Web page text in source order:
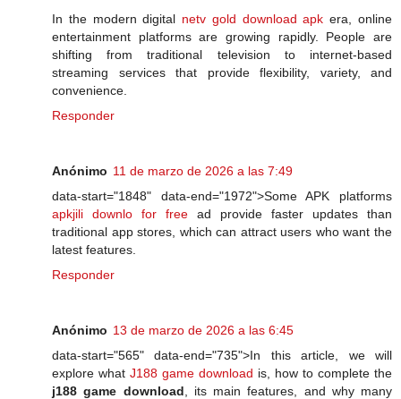
In the modern digital netv gold download apk era, online
entertainment platforms are growing rapidly. People are
shifting from traditional television to internet-based
streaming services that provide flexibility, variety, and
convenience.
Responder
Anónimo 11 de marzo de 2026 a las 7:49
data-start="1848" data-end="1972">Some APK platforms
apkjili downlo for free ad provide faster updates than
traditional app stores, which can attract users who want the
latest features.
Responder
Anónimo 13 de marzo de 2026 a las 6:45
data-start="565" data-end="735">In this article, we will
explore what J188 game download is, how to complete the
j188 game download , its main features, and why many